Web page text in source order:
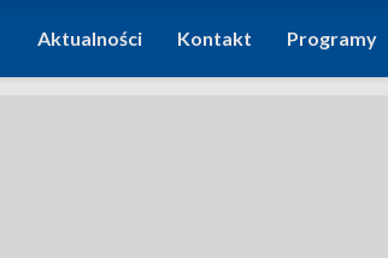
Aktualności Kontakt Programy